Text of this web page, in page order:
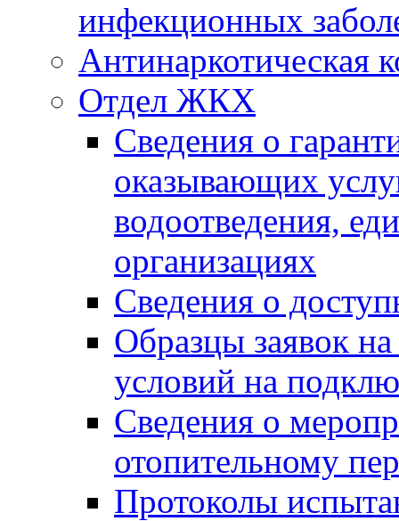
инфекционных
Антинаркотическая
Отдел ЖКХ
Сведения о
оказывающих
водоотведения,
организациях
Сведения о
Образцы заявок
условий на
Сведения о
отопительному
Протоколы